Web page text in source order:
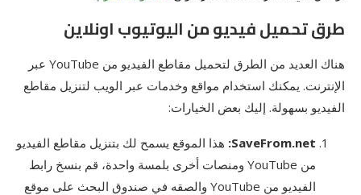
طرق تحميل فيديو من اليوتيوب اونلاين
هناك العديد من الطرق لتحميل مقاطع الفيديو من YouTube عبر
الإنترنت. يمكنك استخدام مواقع وخدمات عبر الويب لتنزيل مقاطع
الفيديو بسهولة. إليك بعض الخيارات:
SaveFrom.net: هذا الموقع يسمح لك بتنزيل مقاطع الفيديو
من YouTube ومنصات أخرى بلمسة واحدة، قم بنسخ رابط
الفيديو من YouTube والصقه في صندوق البحث على موقع